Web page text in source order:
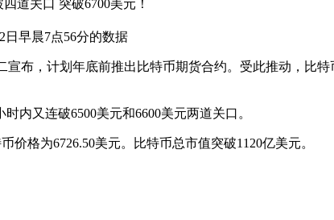
日早晨7点56分的数据
，计划年底前推出比特币期货合约。受此推动，比特
内又连破6500美元和6600美元两道关口。
格为6726.50美元。比特币总市值突破1120亿美元。